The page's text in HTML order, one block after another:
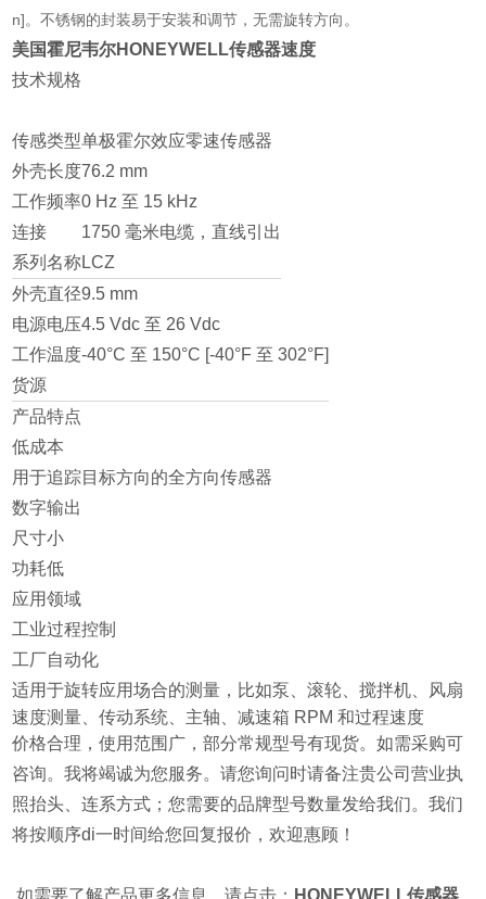
n]。不锈钢的封装易于安装和调节，无需旋转方向。
美国霍尼韦尔HONEYWELL传感器速度
技术规格
传感类型单极霍尔效应零速传感器
外壳长度76.2 mm
工作频率0 Hz 至 15 kHz
连接
1750 毫米电缆，直线引出
系列名称LCZ
外壳直径9.5 mm
电源电压4.5 Vdc 至 26 Vdc
工作温度-40°C 至 150°C [-40°F 至 302°F]
货源
产品特点
低成本
用于追踪目标方向的全方向传感器
数字输出
尺寸小
功耗低
应用领域
工业过程控制
工厂自动化
适用于旋转应用场合的测量，比如泵、滚轮、搅拌机、风扇
速度测量、传动系统、主轴、减速箱 RPM 和过程速度
价格合理，使用范围广，部分常规型号有现货。如需采购可
咨询。我将竭诚为您服务。请您询问时请备注贵公司营业执
照抬头、连系方式；您需要的品牌型号数量发给我们。我们
将按顺序di一时间给您回复报价，欢迎惠顾！